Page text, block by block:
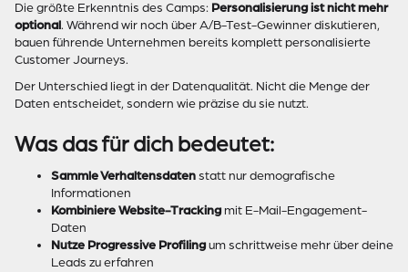
Die größte Erkenntnis des Camps: Personalisierung ist nicht mehr
optional. Während wir noch über A/B-Test-Gewinner diskutieren,
bauen führende Unternehmen bereits komplett personalisierte
Customer Journeys.
Der Unterschied liegt in der Datenqualität. Nicht die Menge der
Daten entscheidet, sondern wie präzise du sie nutzt.
Was das für dich bedeutet:
Sammle Verhaltensdaten statt nur demografische
Informationen
Kombiniere Website-Trackingmit E-Mail-Engagement-
Daten
Nutze Progressive Profilingum schrittweise mehr über deine
Leads zu erfahren